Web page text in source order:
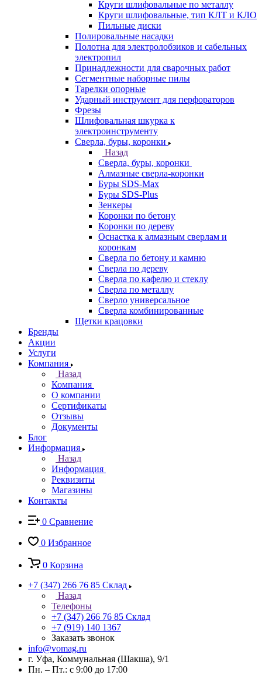
Круги шлифовальные по металлу
Круги шлифовальные, тип КЛТ и КЛО
Пильные диски
Полировальные насадки
Полотна для электролобзиков и сабельных
электропил
Принадлежности для сварочных работ
Сегментные наборные пилы
Тарелки опорные
Ударный инструмент для перфораторов
Фрезы
Шлифовальная шкурка к
электроинструменту
Сверла, буры, коронки
Назад
Сверла, буры, коронки
Алмазные сверла-коронки
Буры SDS-Max
Буры SDS-Plus
Зенкеры
Коронки по бетону
Коронки по дереву
Оснастка к алмазным сверлам и
коронкам
Сверла по бетону и камню
Сверла по дереву
Сверла по кафелю и стеклу
Сверла по металлу
Сверло универсальное
Сверла комбинированные
Щетки крацовки
Бренды
Акции
Услуги
Компания
Назад
Компания
О компании
Сертификаты
Отзывы
Документы
Блог
Информация
Назад
Информация
Реквизиты
Магазины
Контакты
0 Сравнение
0 Избранное
0 Корзина
+7 (347) 266 76 85 Склад
Назад
Телефоны
+7 (347) 266 76 85 Склад
+7 (919) 140 1367
Заказать звонок
info@vomag.ru
г. Уфа, Коммунальная (Шакша), 9/1
Пн. – Пт.: с 9:00 до 17:00